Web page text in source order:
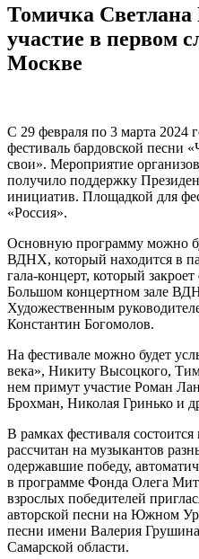
Томичка Светлана
участие в первом
Москве
С 29 февраля по 3 марта 2024
фестиваль бардовской песни
свои». Мероприятие
получило поддержку
инициатив. Площадкой для
«Россия».
Основную программу можно
ВДНХ, который находится в
гала-концерт, который
Большом концертном зале
Художественным
Константин Богомолов.
На фестивале можно будет
века», Никиту Высоцкого,
нем примут участие Роман
Брохман, Николая Гринько и
В рамках фестиваля
рассчитан на музыкантов
одержавшие победу,
в программе Фонда Олега
взрослых победителей
авторской песни на Южном
песни имени Валерия
Самарской области.